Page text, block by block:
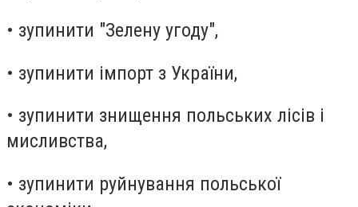
• зупинити "Зелену угоду",
• зупинити імпорт з України,
• зупинити знищення польських лісів і
мисливства,
• зупинити руйнування польської